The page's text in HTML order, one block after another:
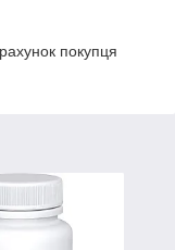
покупця